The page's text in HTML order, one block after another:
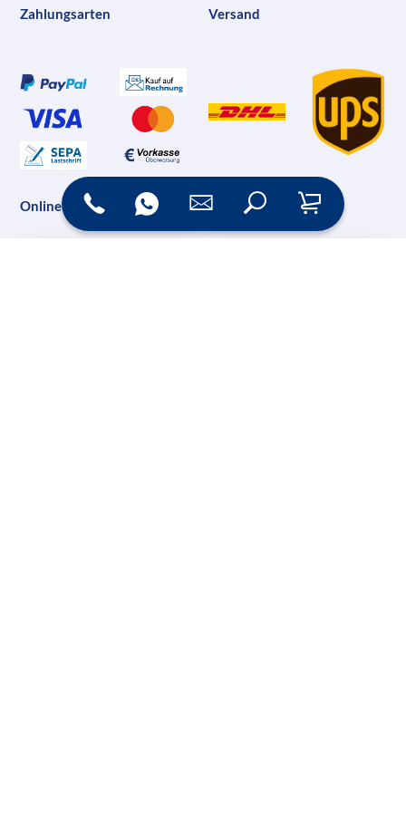
Zahlungsarten Versand
Online Shop